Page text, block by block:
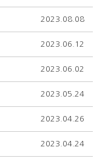
2023.08.08
2023.06.12
2023.06.02
2023.05.24
2023.04.26
2023.04.24